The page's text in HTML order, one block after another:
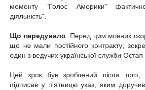
моменту "Голос Америки"
діяльність".
Що передувало: Перед цим мовник
що не мали постійного контракту;
один з ведучих української служби
Цей крок був зроблений після
підписав у п'ятницю указ, яким